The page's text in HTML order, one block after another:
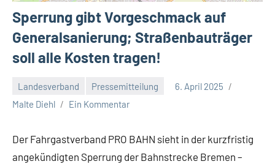
Sperrung gibt Vorgeschmack auf
Generalsanierung; Straßenbauträger
soll alle Kosten tragen!
Landesverband Pressemitteilung
6. April 2025
Malte Diehl
Ein Kommentar
Der Fahrgastverband PRO BAHN sieht in der kurzfristig
angekündigten Sperrung der Bahnstrecke Bremen –